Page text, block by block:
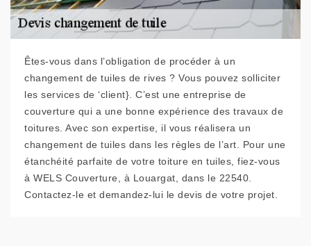
Êtes-vous dans l’obligation de procéder à un
changement de tuiles de rives ? Vous pouvez solliciter
les services de ‘client}. C’est une entreprise de
couverture qui a une bonne expérience des travaux de
toitures. Avec son expertise, il vous réalisera un
changement de tuiles dans les règles de l’art. Pour une
étanchéité parfaite de votre toiture en tuiles, fiez-vous
à WELS Couverture, à Louargat, dans le 22540.
Contactez-le et demandez-lui le devis de votre projet.